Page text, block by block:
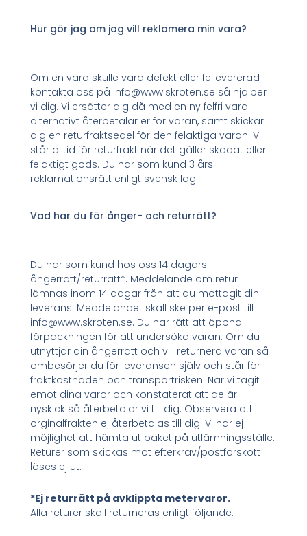
Hur gör jag om jag vill reklamera min vara?
Om en vara skulle vara defekt eller fellevererad
kontakta oss på info@www.skroten.se så hjälper
vi dig. Vi ersätter dig då med en ny felfri vara
alternativt återbetalar er för varan, samt skickar
dig en returfraktsedel för den felaktiga varan. Vi
står alltid för returfrakt när det gäller skadat eller
felaktigt gods. Du har som kund 3 års
reklamationsrätt enligt svensk lag.
Vad har du för ånger- och returrätt?
Du har som kund hos oss 14 dagars
ångerrätt/returrätt*. Meddelande om retur
lämnas inom 14 dagar från att du mottagit din
leverans. Meddelandet skall ske per e-post till
info@www.skroten.se. Du har rätt att öppna
förpackningen för att undersöka varan. Om du
utnyttjar din ångerrätt och vill returnera varan så
ombesörjer du för leveransen själv och står för
fraktkostnaden och transportrisken. När vi tagit
emot dina varor och konstaterat att de är i
nyskick så återbetalar vi till dig. Observera att
orginalfrakten ej återbetalas till dig. Vi har ej
möjlighet att hämta ut paket på utlämningsställe.
Returer som skickas mot efterkrav/postförskott
löses ej ut.
*Ej returrätt på avklippta metervaror.
Alla returer skall returneras enligt följande: